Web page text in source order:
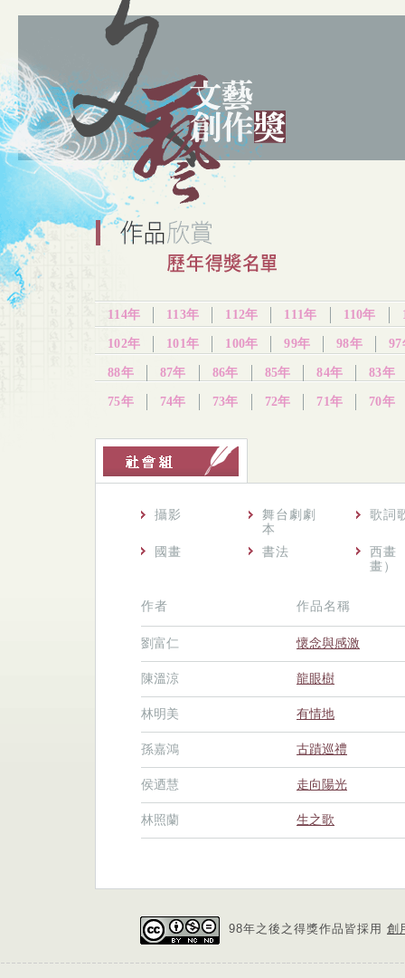
114年 113年 112年 111年 110年
102年 101年 100年 99年 98年 97
88年 87年 86年 85年 84年 83年
75年 74年 73年 72年 71年 70年
攝影
舞台劇劇
本
歌詞
國畫 書法
西畫
畫）
作者 作品名稱
劉富仁 懷念與感激
陳溫涼 龍眼樹
林明美 有情地
孫嘉鴻 古蹟巡禮
侯迺慧 走向陽光
林照蘭 生之歌
98年之後之得獎作品皆採用 創